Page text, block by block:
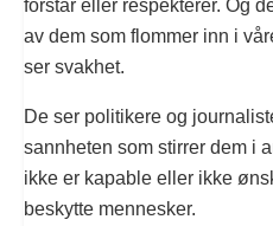
forstår eller respekterer. Og
av dem som flommer inn i
ser svakhet.
De ser politikere og
sannheten som stirrer dem i
ikke er kapable eller ikke
beskytte mennesker.